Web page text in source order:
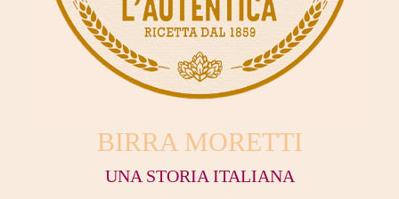
BIRRA MORETTI
UNA STORIA ITALIANA